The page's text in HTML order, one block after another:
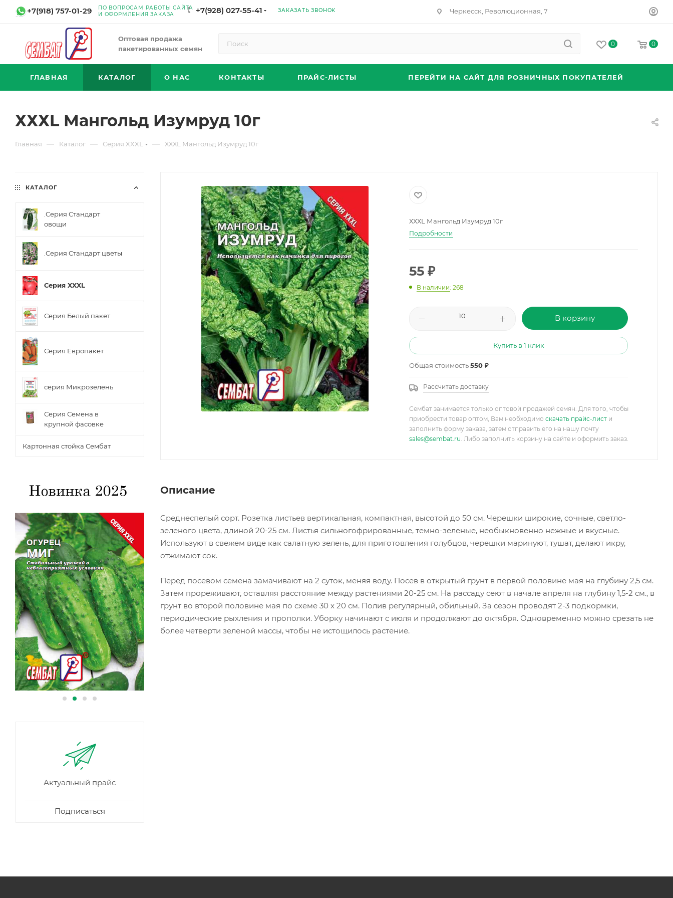
+7(918) 757-01-29
ПО ВОПРОСАМ РАБОТЫ САЙТА
И ОФОРМЛЕНИЯ ЗАКАЗА
+7(928) 027-55-41 ЗАКАЗАТЬ ЗВОНОК Черкесск, Революционная, 7
Оптовая продажа
пакетированных семян
0 0
ГЛАВНАЯ КАТАЛОГ О НАС КОНТАКТЫ ПРАЙС-ЛИСТЫ ПЕРЕЙТИ НА САЙТ ДЛЯ РОЗНИЧНЫХ ПОКУПАТЕЛЕЙ
ХХХL Мангольд Изумруд 10г
Главная — Каталог — Серия XXXL — ХХХL Мангольд Изумруд 10г
ХХХL Мангольд Изумруд 10г
Подробности
55 ₽
В наличии: 268
В корзину
Купить в 1 клик
Общая стоимость550 ₽
Рассчитать доставку
Сембат занимается только оптовой продажей семян. Для того, чтобы
приобрести товар оптом, Вам необходимо скачать прайс-лист и
заполнить форму заказа, затем отправить его на нашу почту
sales@sembat.ru. Либо заполнить корзину на сайте и оформить заказ.
Описание
Cреднеспелый сорт. Розетка листьев вертикальная, компактная, высотой до 50 см. Черешки широкие, сочные, светло-
зеленого цвета, длиной 20-25 см. Листья сильногофрированные, темно-зеленые, необыкновенно нежные и вкусные.
Используют в свежем виде как салатную зелень, для приготовления голубцов, черешки маринуют, тушат, делают икру,
отжимают сок.
Перед посевом семена замачивают на 2 суток, меняя воду. Посев в открытый грунт в первой половине мая на глубину 2,5 см.
Затем прореживают, оставляя расстояние между растениями 20-25 см. На рассаду сеют в начале апреля на глубину 1,5-2 см., в
грунт во второй половине мая по схеме 30 x 20 см. Полив регулярный, обильный. За сезон проводят 2-3 подкормки,
периодические рыхления и прополки. Уборку начинают с июля и продолжают до октября. Одновременно можно срезать не
более четверти зеленой массы, чтобы не истощилось растение.
КАТАЛОГ
.Серия Стандарт
овощи
.Серия Стандарт цветы
Серия XXXL
Серия Белый пакет
Серия Европакет
серия Микрозелень
Серия Семена в
крупной фасовке
Картонная стойка Сембат
Актуальный прайс
Подписаться